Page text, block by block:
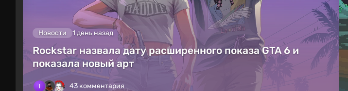
Новости 1 день назад
Rockstar назвала дату расширенного показа GTA 6 и
показала новый арт
43 комментария